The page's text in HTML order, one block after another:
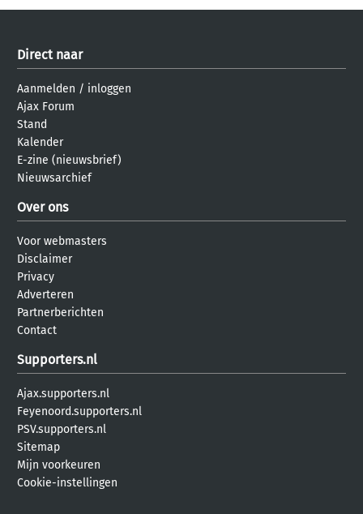
Direct naar
Aanmelden / inloggen
Ajax Forum
Stand
Kalender
E-zine (nieuwsbrief)
Nieuwsarchief
Over ons
Voor webmasters
Disclaimer
Privacy
Adverteren
Partnerberichten
Contact
Supporters.nl
Ajax.supporters.nl
Feyenoord.supporters.nl
PSV.supporters.nl
Sitemap
Mijn voorkeuren
Cookie-instellingen